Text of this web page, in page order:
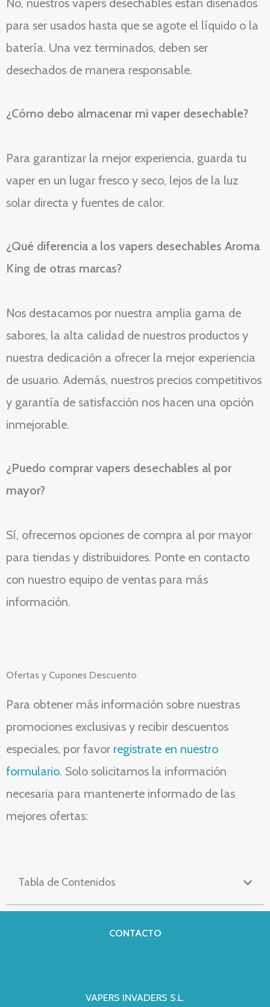
No, nuestros vapers desechables están diseñados
para ser usados hasta que se agote el líquido o la
batería. Una vez terminados, deben ser
desechados de manera responsable.
¿Cómo debo almacenar mi vaper desechable?
Para garantizar la mejor experiencia, guarda tu
vaper en un lugar fresco y seco, lejos de la luz
solar directa y fuentes de calor.
¿Qué diferencia a los vapers desechables Aroma
King de otras marcas?
Nos destacamos por nuestra amplia gama de
sabores, la alta calidad de nuestros productos y
nuestra dedicación a ofrecer la mejor experiencia
de usuario. Además, nuestros precios competitivos
y garantía de satisfacción nos hacen una opción
inmejorable.
¿Puedo comprar vapers desechables al por
mayor?
Sí, ofrecemos opciones de compra al por mayor
para tiendas y distribuidores. Ponte en contacto
con nuestro equipo de ventas para más
información.
Ofertas y Cupones Descuento
Para obtener más información sobre nuestras
promociones exclusivas y recibir descuentos
especiales, por favor registrate en nuestro
formulario. Solo solicitamos la información
necesaria para mantenerte informado de las
mejores ofertas:
Tabla de Contenidos
CONTACTO
VAPERS INVADERS S.L.